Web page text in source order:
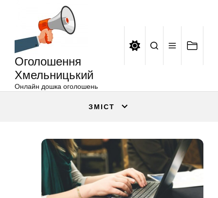
Оголошення
Хмельницький
Онлайн дошка оголошень
ЗМІСТ